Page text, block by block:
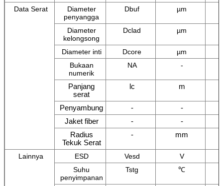
Data Serat
Diameter
penyangga
Dbuf µm
Diameter
kelongsong
Dclad µm
Diameter inti Dcore
µm
Bukaan
numerik
NA -
Panjang
serat
lc m
Penyambung -
-
Jaket fiber
-
-
Radius
Tekuk Serat
- mm
Lainnya ESD Vesd
V
Suhu
penyimpanan
Tstg ℃